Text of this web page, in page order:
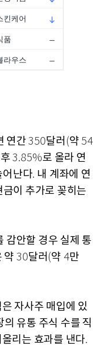
연간350달러 (약 54
3.85%로 올라 연
어난다. 내 계좌에 연
금이 추가로 꽂히는
감안할 경우 실제 통
약 30달러 (약 4만
자사주 매입에 있
유통 주식 수를 직
리는 효과를 낸다.